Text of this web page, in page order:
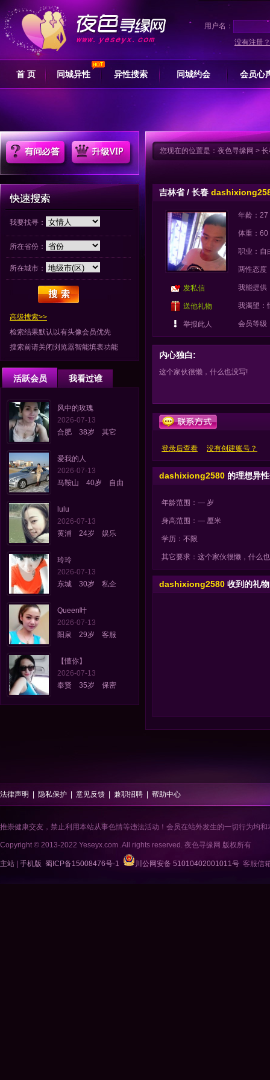
用户名：
没有注册？
首 页 同城异性 异性搜索 同城约会 会员心
我要找寻：
所在省份：
所在城市：
高级搜索>>
检索结果默认以有头像会员优先
搜索前请关闭浏览器智能填表功能
活跃会员 我看过谁
风中的玫瑰
2026-07-13
合肥 38岁 其它
爱我的人
2026-07-13
马鞍山 40岁 自由
lulu
2026-07-13
黄浦 24岁 娱乐
玲玲
2026-07-13
东城 30岁 私企
Queen叶
2026-07-13
阳泉 29岁 客服
【懂你】
2026-07-13
奉贤 35岁 保密
您现在的位置是： 夜色寻缘网 >
吉林省 / 长春
发私信
送他礼物
举报此人
年龄：27
体重：60
职业：自
两性态度
我能提供
我渴望：
会员等
内心独白:
这个家伙很懒，什么也没写!
登录后查看 没有创建账号？
dashixiong2580 的理想异
年龄范围：— 岁
身高范围：— 厘米
学历：不限
其它要求：这个家伙很懒，什么
dashixiong2580 收到的礼
法律声明 隐私保护 意见反馈 兼职招聘 帮助中心
推崇健康交友，禁止利用本站从事色情等违法活动！会员在站外发生的一切行为均
Copyright © 2013-2022 Yeseyx.com .All rights reserved. 夜色寻缘网 版权所有
主站 手机版 蜀ICP备15008476号-1 川公网安备 51010402001011号 客服信